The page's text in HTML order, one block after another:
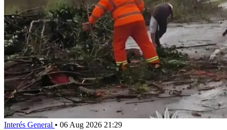
Interés General • 06 Aug 2026 21:29